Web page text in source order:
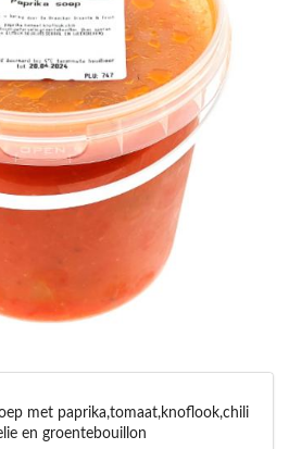
met paprika,tomaat,knoflook,chili
en groentebouillon